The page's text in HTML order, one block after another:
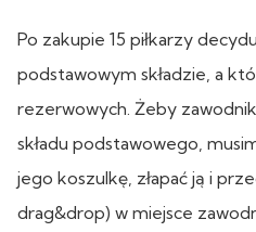
Po zakupie 15 piłkarzy
podstawowym składzie, a
rezerwowych. Żeby
składu podstawowego,
jego koszulkę, złapać ją i
drag&drop) w miejsce